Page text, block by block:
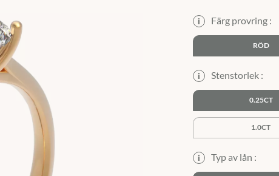
i Färg provring :
RÖD
i Stenstorlek :
0.25CT
1.0CT
i Typ av lån :